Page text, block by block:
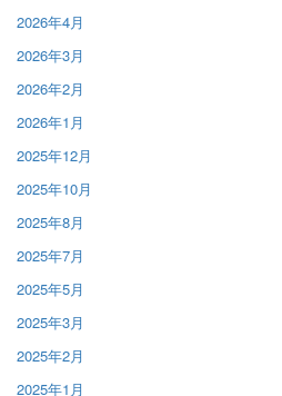
2026年4月
2026年3月
2026年2月
2026年1月
2025年12月
2025年10月
2025年8月
2025年7月
2025年5月
2025年3月
2025年2月
2025年1月